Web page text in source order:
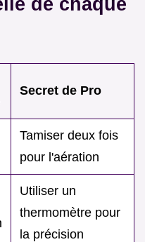
Secret de Pro
Tamiser deux fois
pour l'aération
Utiliser un
thermomètre pour
la précision